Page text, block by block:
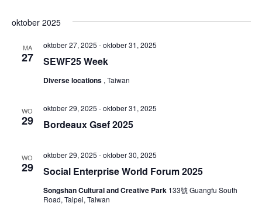
oktober 2025
MA
27 SEWF25 Week
oktober 27, 2025 -oktober 31, 2025
Diverse locations , Taiwan
WO
29 Bordeaux Gsef 2025
oktober 29, 2025 -oktober 31, 2025
WO
29 Social Enterprise World Forum 2025
oktober 29, 2025 -oktober 30, 2025
Songshan Cultural and Creative Park 133號 Guangfu South
Road, Taipei, Taiwan